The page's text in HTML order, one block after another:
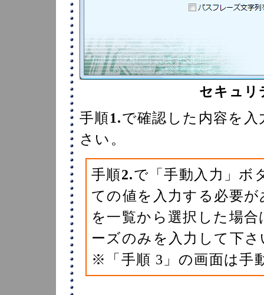
セキュリ
手順1.で確認した内容を
さい。
手順2.で「手動入力」ボ
ての値を入力する必要
を一覧から選択した場
ーズのみを入力して下さ
※「手順 3」の画面は手